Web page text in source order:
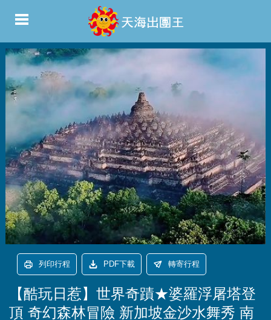
列印行程 PDF下載 轉寄行程
【酷玩日惹】世界奇蹟★婆羅浮屠塔登
頂 奇幻森林冒險 新加坡金沙水舞秀 南